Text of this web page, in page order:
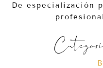
De especialización